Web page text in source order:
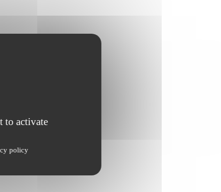
to activate
policy